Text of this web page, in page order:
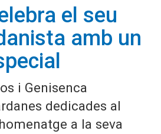
el seu
amb un
i Genisenca
dedicades al
a la seva